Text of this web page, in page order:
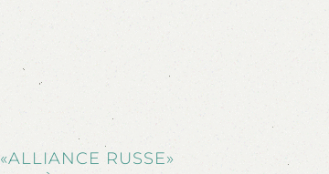
«ALLIANCE RUSSE»